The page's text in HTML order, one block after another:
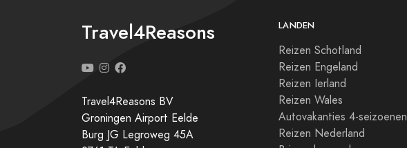
Travel4Reasons
Travel4Reasons BV
Groningen Airport Eelde
Burg JG Legroweg 45A
LANDEN
Reizen Schotland
Reizen Engeland
Reizen Ierland
Reizen Wales
Autovakanties 4-seizoenen
Reizen Nederland